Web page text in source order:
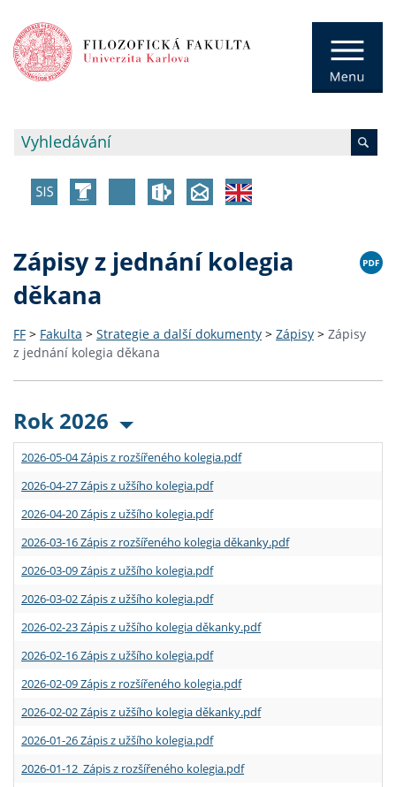
Zápisy z jednání kolegia
děkana
FF > Fakulta > Strategie a další dokumenty > Zápisy > Zápisy
z jednání kolegia děkana
Rok 2026
2026-05-04 Zápis z rozšířeného kolegia.pdf
2026-04-27 Zápis z užšího kolegia.pdf
2026-04-20 Zápis z užšího kolegia.pdf
2026-03-16 Zápis z rozšířeného kolegia děkanky.pdf
2026-03-09 Zápis z užšího kolegia.pdf
2026-03-02 Zápis z užšího kolegia.pdf
2026-02-23 Zápis z užšího kolegia děkanky.pdf
2026-02-16 Zápis z užšího kolegia.pdf
2026-02-09 Zápis z rozšířeného kolegia.pdf
2026-02-02 Zápis z užšího kolegia děkanky.pdf
2026-01-26 Zápis z užšího kolegia.pdf
2026-01-12 Zápis z rozšířeného kolegia.pdf